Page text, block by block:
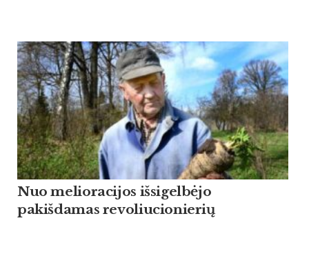
Nuo melioracijos išsigelbėjo
pakišdamas revoliucionierių